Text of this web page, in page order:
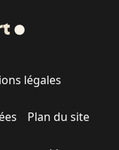
légales
Plan du site